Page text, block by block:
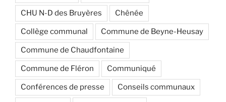
CHU N-D des Bruyères Chênée
Collège communal Commune de Beyne-Heusay
Commune de Chaudfontaine
Commune de Fléron Communiqué
Conférences de presse Conseils communaux